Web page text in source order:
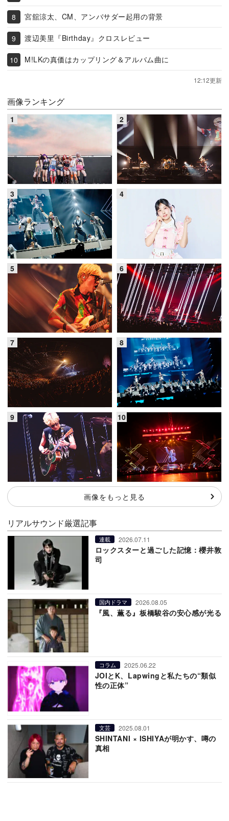
宮舘涼太、CM、アンバサダー起用の背景
渡辺美里『Birthday』クロスレビュー
M!LKの真価はカップリング＆アルバム曲に
12:12更新
画像ランキング
画像をもっと見る
リアルサウンド厳選記事
連載 2026.07.11
ロックスターと過ごした記憶：櫻井敦
司
国内ドラマ 2026.08.05
『風、薫る』板橋駿谷の安心感が光る
コラム 2025.06.22
JOIとK、Lapwingと私たちの“類似
性の正体”
文芸 2025.08.01
SHINTANI × ISHIYAが明かす、噂の
真相